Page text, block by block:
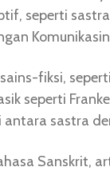
seperti
fiksi,
seperti
sastra
Sanskrit,